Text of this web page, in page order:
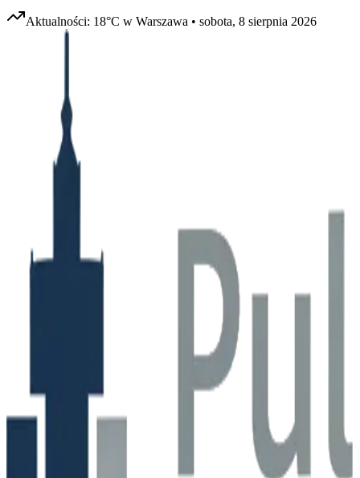
Aktualności: 18°C w Warszawa • sobota, 8 sierpnia 2026